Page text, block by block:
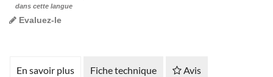
dans cette langue
Evaluez-le
En savoir plus Fiche technique Avis